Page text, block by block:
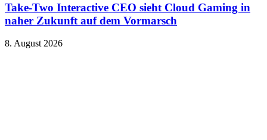
Take-Two Interactive CEO sieht Cloud Gaming in
naher Zukunft auf dem Vormarsch
8. August 2026